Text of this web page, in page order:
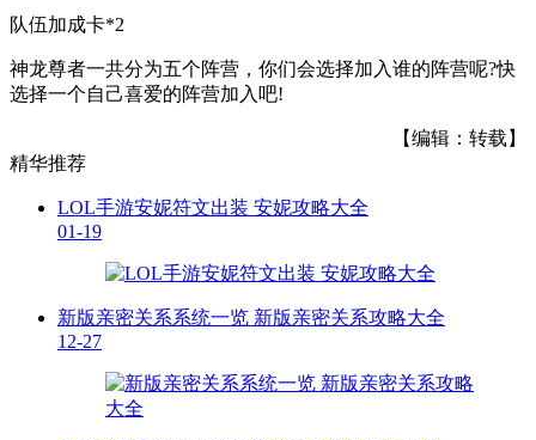
队伍加成卡*2
神龙尊者一共分为五个阵营，你们会选择加入谁的阵营呢?快
选择一个自己喜爱的阵营加入吧!
【编辑：转载】
精华推荐
LOL手游安妮符文出装 安妮攻略大全
01-19
新版亲密关系系统一览 新版亲密关系攻略大全
12-27